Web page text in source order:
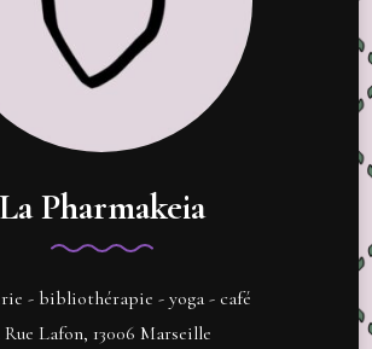
La Pharmakeia
- bibliothérapie - yoga - café
Rue Lafon, 13006 Marseille